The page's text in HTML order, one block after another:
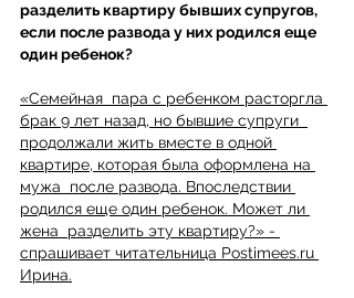
разделить квартиру бывших супругов,
если после развода у них родился еще
один ребенок?
«Семейная  пара с ребенком расторгла
брак 9 лет назад, но бывшие супруги
продолжали жить вместе в одной
квартире, которая была оформлена на
мужа  после развода. Впоследствии
родился еще один ребенок. Может ли
жена  разделить эту квартиру?» -
спрашивает читательница Postimees.ru
Ирина.